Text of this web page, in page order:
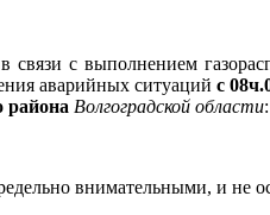
с выполнением
аварийных ситуацийс
района Волгоградской области:
внимательными, и